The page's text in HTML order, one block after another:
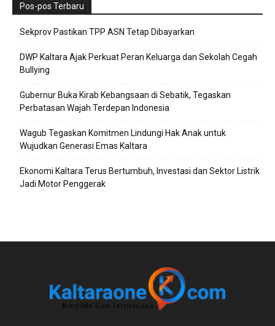
Pos-pos Terbaru
Sekprov Pastikan TPP ASN Tetap Dibayarkan
DWP Kaltara Ajak Perkuat Peran Keluarga dan Sekolah Cegah
Bullying
Gubernur Buka Kirab Kebangsaan di Sebatik, Tegaskan
Perbatasan Wajah Terdepan Indonesia
Wagub Tegaskan Komitmen Lindungi Hak Anak untuk
Wujudkan Generasi Emas Kaltara
Ekonomi Kaltara Terus Bertumbuh, Investasi dan Sektor Listrik
Jadi Motor Penggerak